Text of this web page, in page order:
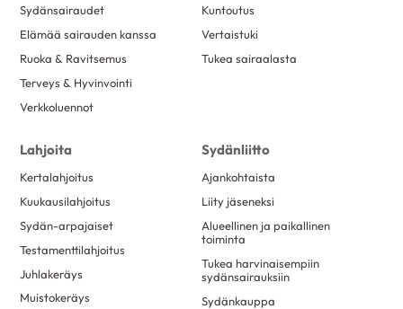
Sydänsairaudet
Elämää sairauden kanssa
Ruoka & Ravitsemus
Terveys & Hyvinvointi
Verkkoluennot
Kuntoutus
Vertaistuki
Tukea sairaalasta
Lahjoita
Kertalahjoitus
Kuukausilahjoitus
Sydän-arpajaiset
Testamenttilahjoitus
Juhlakeräys
Muistokeräys
Sydänliitto
Ajankohtaista
Liity jäseneksi
Alueellinen ja paikallinen
toiminta
Tukea harvinaisempiin
sydänsairauksiin
Sydänkauppa